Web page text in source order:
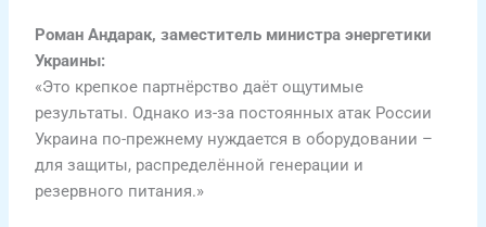
Роман Андарак, заместитель министра энергетики
Украины:
«Это крепкое партнёрство даёт ощутимые
результаты. Однако из-за постоянных атак России
Украина по-прежнему нуждается в оборудовании –
для защиты, распределённой генерации и
резервного питания.»